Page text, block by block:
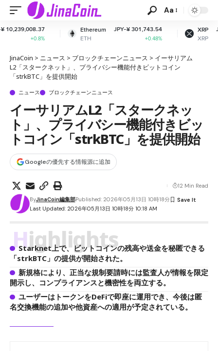
Aa
Ethereum
ETH
JPY-¥ 301,743.54
XRP
XRP
JPY-¥ 162.55
-0.08%
JinaCoin > ニュース > ブロックチェーンニュース > イーサリアム
L2「スタークネット」、プライバシー機能付きビットコイン
「strkBTC」を提供開始
ニュース ブロックチェーンニュース
イーサリアムL2「スタークネッ
ト」、プライバシー機能付きビッ
トコイン「strkBTC」を提供開始
Googleの優先する情報源に追加
Last Updated: 2026年05月13日 10時18分 10:18 AM
ByJinaCoin編集部Published: 2026年05月13日 10時18分
12 Min Read
Highlights
Starknet上で、ビットコインの残高や送金を秘匿できる
「strkBTC」の提供が開始された。
新規格により、正当な規制要請時には監査人が情報を限定
開示し、コンプライアンスと機密性を両立する。
ユーザーはトークンをDeFiで即座に運用でき、今後は匿
名交換機能の追加や他資産への適用が予定されている。